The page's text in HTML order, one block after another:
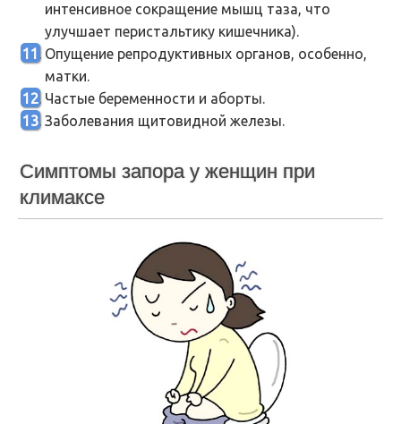
интенсивное сокращение мышц таза, что
улучшает перистальтику кишечника).
Опущение репродуктивных органов, особенно,
матки.
Частые беременности и аборты.
Заболевания щитовидной железы.
Симптомы запора у женщин при
климаксе